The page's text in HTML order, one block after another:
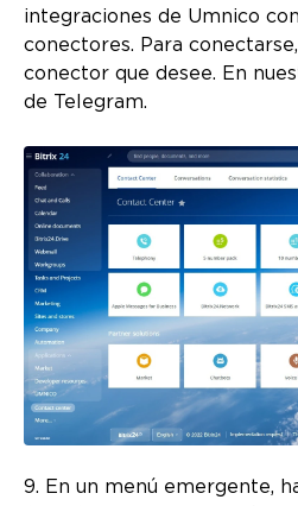
integraciones de Umnico
conectores. Para
conector que desee. En
de Telegram.
9. En un menú emergente,